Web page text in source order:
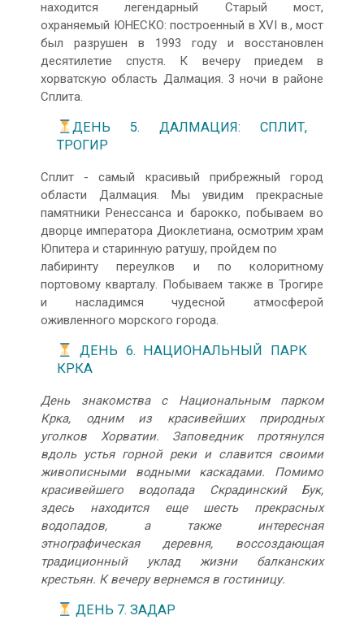
находится легендарный Старый мост,
охраняемый ЮНЕСКО: построенный в XVI в., мост
был разрушен в 1993 году и восстановлен
десятилетие спустя. К вечеру приедем в
хорватскую область Далмация. 3 ночи в районе
Сплита.
ДЕНЬ 5. ДАЛМАЦИЯ: СПЛИТ,
ТРОГИР
Сплит - самый красивый прибрежный город
области Далмация. Мы увидим прекрасные
памятники Ренессанса и барокко, побываем во
дворце императора Диоклетиана, осмотрим храм
Юпитера и старинную ратушу, пройдем по
лабиринту переулков и по колоритному
портовому кварталу. Побываем также в Трогире
и насладимся чудесной атмосферой
оживленного морского города.
ДЕНЬ 6. НАЦИОНАЛЬНЫЙ ПАРК
КРКА
День знакомства с Национальным парком
Крка, одним из красивейших природных
уголков Хорватии. Заповедник протянулся
вдоль устья горной реки и славится своими
живописными водными каскадами. Помимо
красивейшего водопада Скрадинский Бук,
здесь находится еще шесть прекрасных
водопадов, а также интересная
этнографическая деревня, воссоздающая
традиционный уклад жизни балканских
крестьян. К вечеру вернемся в гостиницу.
ДЕНЬ 7. ЗАДАР